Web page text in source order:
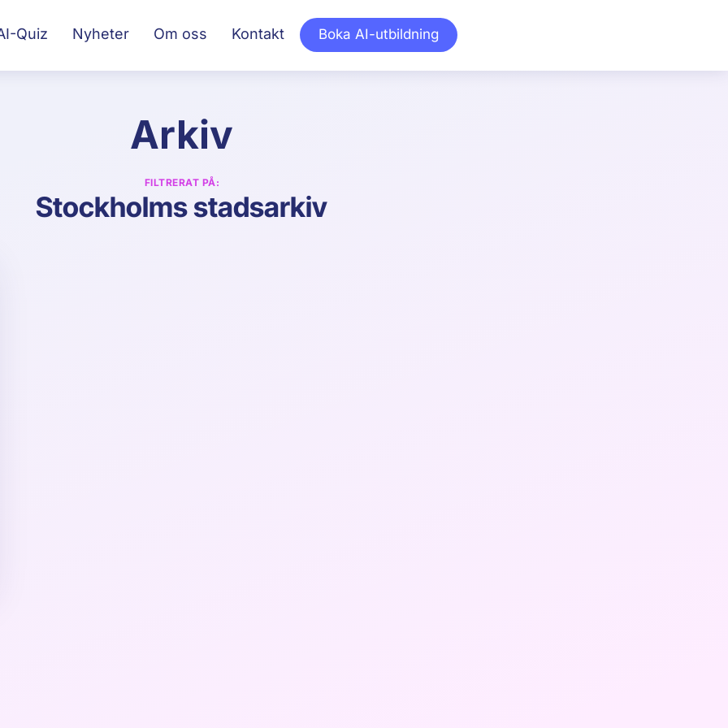
Quiz Nyheter Om oss Kontakt Boka AI-utbildning
Arkiv
FILTRERAT PÅ:
Stockholms stadsarkiv